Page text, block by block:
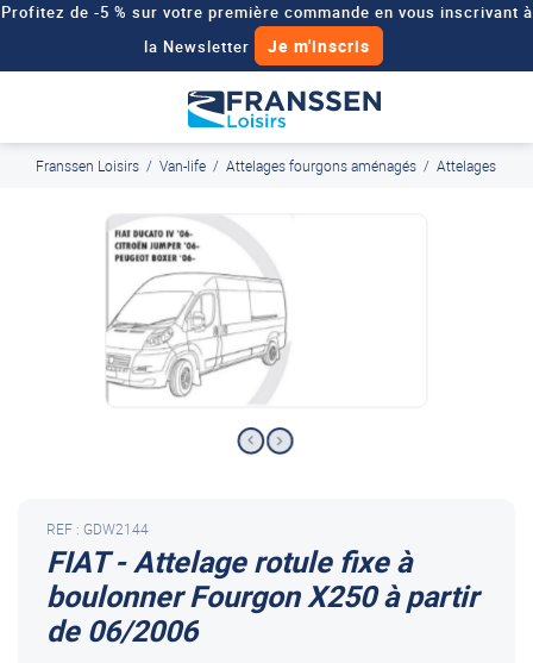
Profitez de -5 % sur votre première commande en vous inscrivant à
la Newsletter
Je m'inscris
Demander un devis
Paiement en ligne sécurisé, en 4x par Paypal J'en profite
Franssen Loisirs / Van-life / Attelages fourgons aménagés / Attelages
FIAT - Attelage rotule fixe à
boulonner Fourgon X250 à partir
de 06/2006
REF : GDW2144